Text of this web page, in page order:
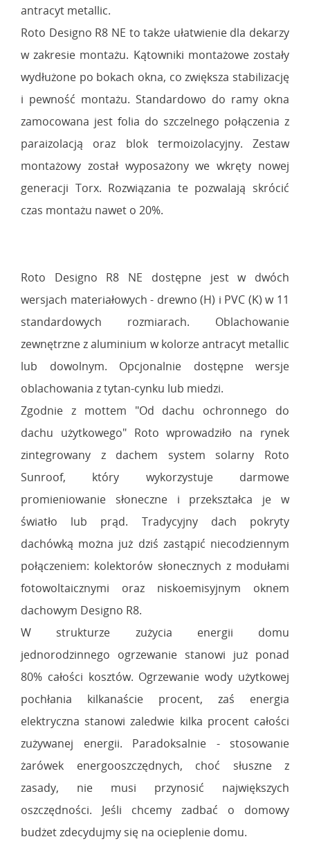
antracyt metallic.
Roto Designo R8 NE to także ułatwienie dla dekarzy
w zakresie montażu. Kątowniki montażowe zostały
wydłużone po bokach okna, co zwiększa stabilizację
i pewność montażu. Standardowo do ramy okna
zamocowana jest folia do szczelnego połączenia z
paraizolacją oraz blok termoizolacyjny. Zestaw
montażowy został wyposażony we wkręty nowej
generacji Torx. Rozwiązania te pozwalają skrócić
czas montażu nawet o 20%.
Roto Designo R8 NE dostępne jest w dwóch
wersjach materiałowych - drewno (H) i PVC (K) w 11
standardowych rozmiarach. Oblachowanie
zewnętrzne z aluminium w kolorze antracyt metallic
lub dowolnym. Opcjonalnie dostępne wersje
oblachowania z tytan-cynku lub miedzi.
Zgodnie z mottem "Od dachu ochronnego do
dachu użytkowego" Roto wprowadziło na rynek
zintegrowany z dachem system solarny Roto
Sunroof, który wykorzystuje darmowe
promieniowanie słoneczne i przekształca je w
światło lub prąd. Tradycyjny dach pokryty
dachówką można już dziś zastąpić niecodziennym
połączeniem: kolektorów słonecznych z modułami
fotowoltaicznymi oraz niskoemisyjnym oknem
dachowym Designo R8.
W strukturze zużycia energii domu
jednorodzinnego ogrzewanie stanowi już ponad
80% całości kosztów. Ogrzewanie wody użytkowej
pochłania kilkanaście procent, zaś energia
elektryczna stanowi zaledwie kilka procent całości
zużywanej energii. Paradoksalnie - stosowanie
żarówek energooszczędnych, choć słuszne z
zasady, nie musi przynosić największych
oszczędności. Jeśli chcemy zadbać o domowy
budżet zdecydujmy się na ocieplenie domu.